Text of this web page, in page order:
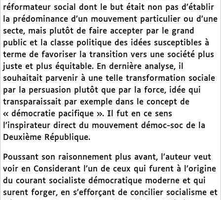
réformateur social dont le but était non pas d’établir
la prédominance d’un mouvement particulier ou d’une
secte, mais plutôt de faire accepter par le grand
public et la classe politique des idées susceptibles à
terme de favoriser la transition vers une société plus
juste et plus équitable. En dernière analyse, il
souhaitait parvenir à une telle transformation sociale
par la persuasion plutôt que par la force, idée qui
transparaissait par exemple dans le concept de
« démocratie pacifique ». Il fut en ce sens
l’inspirateur direct du mouvement démoc-soc de la
Deuxième République.
Poussant son raisonnement plus avant, l’auteur veut
voir en Considerant l’un de ceux qui furent à l’origine
du courant socialiste démocratique moderne et qui
surent forger, en s’efforçant de concilier socialisme et